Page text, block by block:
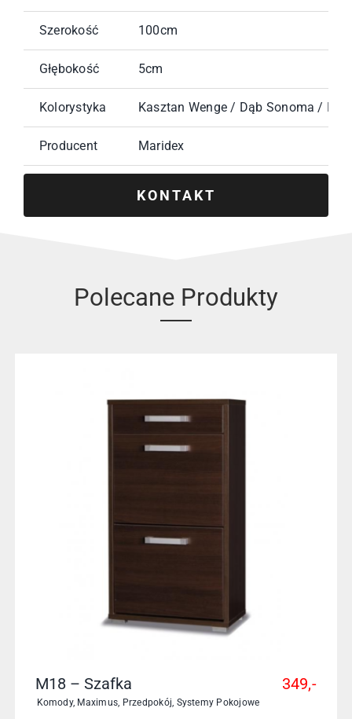
Szerokość 100cm
Głębokość 5cm
Kolorystyka Kasztan Wenge / Dąb Sonoma /
Producent Maridex
KONTAKT
Polecane Produkty
M18 – Szafka
Komody, Maximus Przedpokój Systemy Pokojowe
349,-